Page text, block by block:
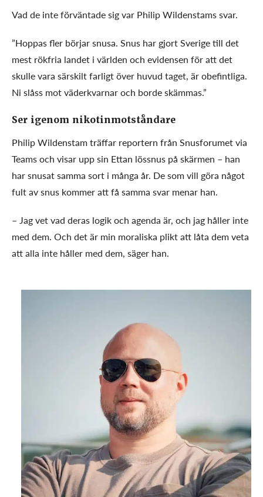
Vad de inte förväntade sig var Philip Wildenstams svar.
”Hoppas fler börjar snusa. Snus har gjort Sverige till det
mest rökfria landet i världen och evidensen för att det
skulle vara särskilt farligt över huvud taget, är obefintliga.
Ni slåss mot väderkvarnar och borde skämmas.”
Ser igenom nikotinmotståndare
Philip Wildenstam träffar reportern från Snusforumet via
Teams och visar upp sin Ettan lössnus på skärmen – han
har snusat samma sort i många år. De som vill göra något
fult av snus kommer att få samma svar menar han.
– Jag vet vad deras logik och agenda är, och jag håller inte
med dem. Och det är min moraliska plikt att låta dem veta
att alla inte håller med dem, säger han.